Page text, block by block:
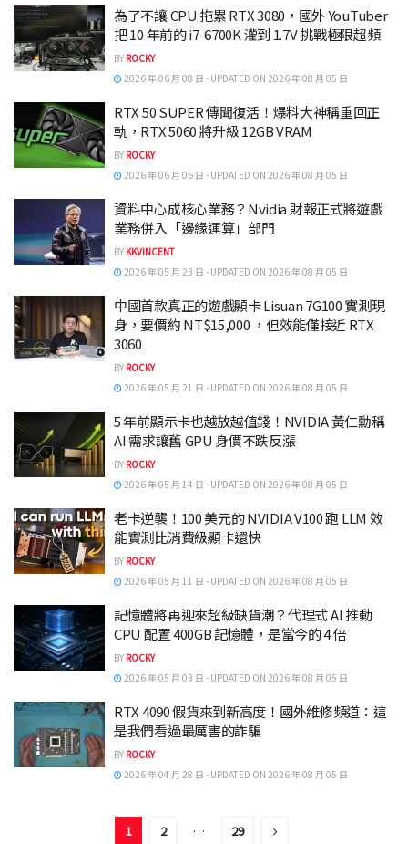
為了不讓 CPU 拖累 RTX 3080，國外 YouTuber
把 10 年前的 i7-6700K 灌到 1.7V 挑戰極限超頻
BY ROCKY
2026 年 06 月 08 日 - UPDATED ON 2026 年 08 月 05 日
RTX 50 SUPER 傳聞復活！爆料大神稱重回正
軌，RTX 5060 將升級 12GB VRAM
BY ROCKY
2026 年 06 月 06 日 - UPDATED ON 2026 年 08 月 05 日
資料中心成核心業務？Nvidia 財報正式將遊戲
業務併入「邊緣運算」部門
BY KKVINCENT
2026 年 05 月 23 日 - UPDATED ON 2026 年 08 月 05 日
中國首款真正的遊戲顯卡 Lisuan 7G100 實測現
身，要價約 NT$15,000 ，但效能僅接近 RTX
3060
BY ROCKY
2026 年 05 月 21 日 - UPDATED ON 2026 年 08 月 05 日
5 年前顯示卡也越放越值錢！NVIDIA 黃仁勳稱
AI 需求讓舊 GPU 身價不跌反漲
BY ROCKY
2026 年 05 月 14 日 - UPDATED ON 2026 年 08 月 05 日
老卡逆襲！100 美元的 NVIDIA V100 跑 LLM 效
能實測比消費級顯卡還快
BY ROCKY
2026 年 05 月 11 日 - UPDATED ON 2026 年 08 月 05 日
記憶體將再迎來超級缺貨潮？代理式 AI 推動
CPU 配置 400GB 記憶體，是當今的 4 倍
BY ROCKY
2026 年 05 月 03 日 - UPDATED ON 2026 年 08 月 05 日
RTX 4090 假貨來到新高度！國外維修頻道：這
是我們看過最厲害的詐騙
BY ROCKY
2026 年 04 月 28 日 - UPDATED ON 2026 年 08 月 05 日
1 2 … 29